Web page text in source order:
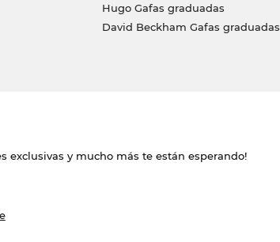
Hugo Gafas graduadas
David Beckham Gafas graduadas
exclusivas y mucho más te están esperando!